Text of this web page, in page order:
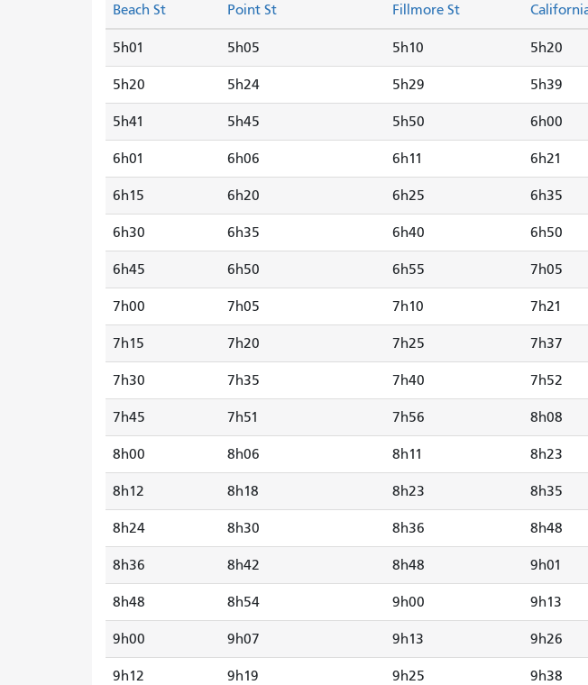
Beach St
Point St
Fillmore St
5h01 5h05 5h10 5h20
5h20 5h24 5h29 5h39
5h41 5h45 5h50 6h00
6h01 6h06 6h11 6h21
6h15 6h20 6h25 6h35
6h30 6h35 6h40 6h50
6h45 6h50 6h55 7h05
7h00 7h05 7h10 7h21
7h15 7h20 7h25 7h37
7h30 7h35 7h40 7h52
7h45 7h51 7h56 8h08
8h00 8h06 8h11 8h23
8h12 8h18 8h23 8h35
8h24 8h30 8h36 8h48
8h36 8h42 8h48 9h01
8h48 8h54 9h00 9h13
9h00 9h07 9h13 9h26
9h12 9h19 9h25 9h38